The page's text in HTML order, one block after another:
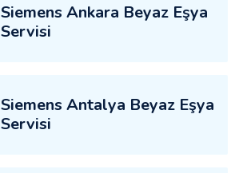
Siemens Ankara Beyaz Eşya
Servisi
Siemens Antalya Beyaz Eşya
Servisi